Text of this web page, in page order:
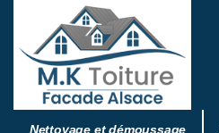
Nettoyage et démoussage